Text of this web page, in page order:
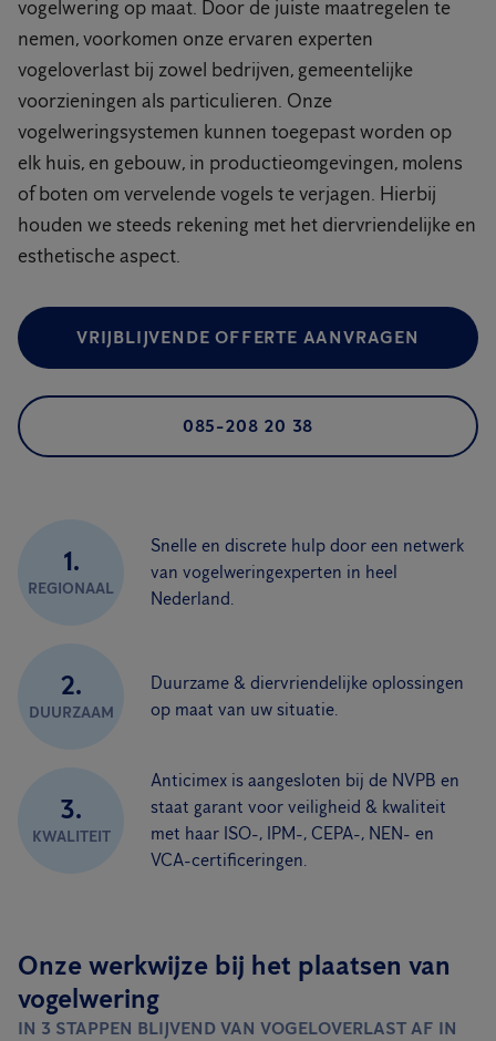
vogelwering op maat. Door de juiste maatregelen te
nemen, voorkomen onze ervaren experten
vogeloverlast bij zowel bedrijven, gemeentelijke
voorzieningen als particulieren. Onze
vogelweringsystemen kunnen toegepast worden op
elk huis, en gebouw, in productieomgevingen, molens
of boten om vervelende vogels te verjagen. Hierbij
houden we steeds rekening met het diervriendelijke en
esthetische aspect.
VRIJBLIJVENDE OFFERTE AANVRAGEN
085-208 20 38
1.
REGIONAAL
Snelle en discrete hulp door een netwerk
van vogelweringexperten in heel
Nederland.
2.
DUURZAAM
Duurzame & diervriendelijke oplossingen
op maat van uw situatie.
3.
KWALITEIT
Anticimex is aangesloten bij de NVPB en
staat garant voor veiligheid & kwaliteit
met haar ISO-, IPM-, CEPA-, NEN- en
VCA-certificeringen.
Onze werkwijze bij het plaatsen van
vogelwering
IN 3 STAPPEN BLIJVEND VAN VOGELOVERLAST AF IN